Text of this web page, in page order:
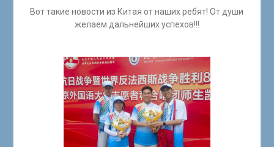
Вот такие новости из Китая от наших ребят! От души
желаем дальнейших успехов!!!